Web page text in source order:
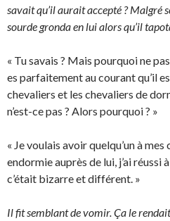
savait qu’il aurait accepté ? Malgré
sourde gronda en lui alors qu’il
« Tu savais ? Mais pourquoi ne
es parfaitement au courant qu’il
chevaliers et les chevaliers de
n’est-ce pas ? Alors pourquoi ? »
« Je voulais avoir quelqu’un à
endormie auprès de lui, j’ai
c’était bizarre et différent. »
Il fit semblant de vomir. Ça le